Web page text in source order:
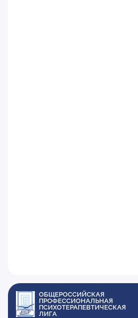
ОБЩЕРОССИЙСКАЯ
ПРОФЕССИОНАЛЬНАЯ
ПСИХОТЕРАПЕВТИЧЕСКАЯ
ЛИГА